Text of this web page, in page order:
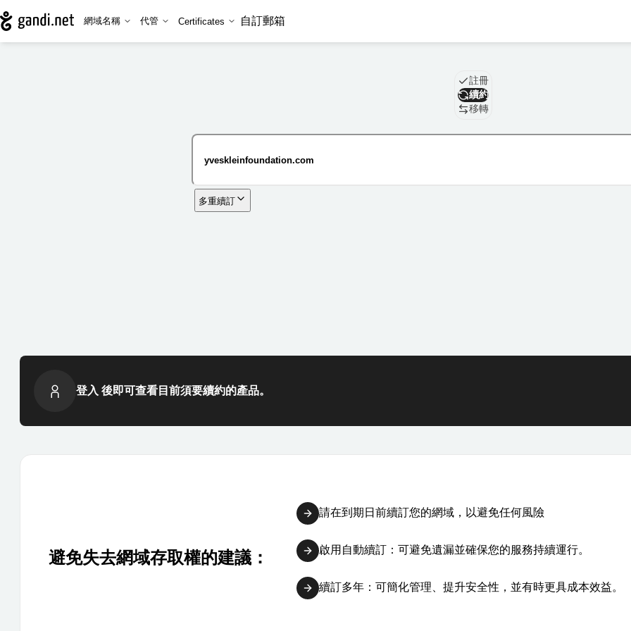
網域名稱 代管 Certificates 自訂郵箱
域名註冊
續約
移轉
多重續訂
登入 後即可查看目前須要續約的產品。
避免失去網域存取權的建議：
請在到期日前續訂您的網域，以避免任何風險
啟用自動續訂：可避免遺漏並確保您的服務持續運行。
續訂多年：可簡化管理、提升安全性，並有時更具成本效益。